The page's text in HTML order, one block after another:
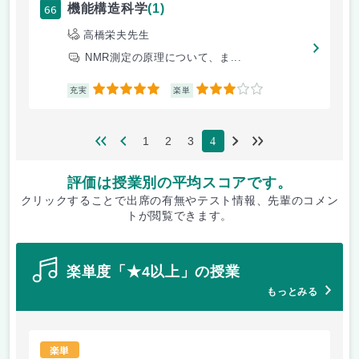
66 機能構造科学(1)
高橋栄夫先生
NMR測定の原理について、ま...
充実 5 楽単 3
1 2 3 4
評価は授業別の平均スコアです。
クリックすることで出席の有無やテスト情報、先輩のコメン
トが閲覧できます。
楽単度「★4以上」の授業
もっとみる
楽単